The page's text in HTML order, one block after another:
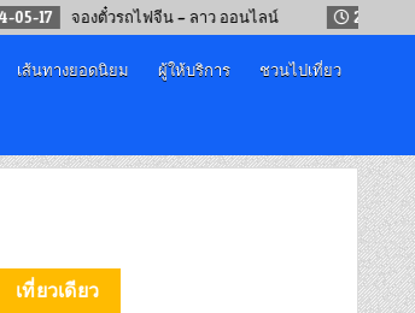
จองตั๋วรถไฟจีน – ลาว ออนไลน์ 2025-11-04
เส้นทางยอดนิยม ผู้ให้บริการ
ชวนไปเที่ยว